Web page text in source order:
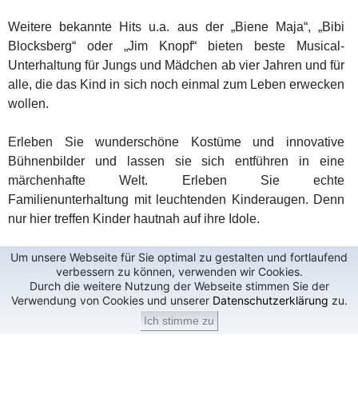
Weitere bekannte Hits u.a. aus der „Biene Maja“, „Bibi
Blocksberg“ oder „Jim Knopf“ bieten beste Musical-
Unterhaltung für Jungs und Mädchen ab vier Jahren und für
alle, die das Kind in sich noch einmal zum Leben erwecken
wollen.
Erleben Sie wunderschöne Kostüme und innovative
Bühnenbilder und lassen sie sich entführen in eine
märchenhafte Welt. Erleben Sie echte
Familienunterhaltung mit leuchtenden Kinderaugen. Denn
nur hier treffen Kinder hautnah auf ihre Idole.
Um unsere Webseite für Sie optimal zu gestalten und fortlaufend
verbessern zu können, verwenden wir Cookies.
Durch die weitere Nutzung der Webseite stimmen Sie der
Verwendung von Cookies und unserer Datenschutzerklärung zu.
Ich stimme zu